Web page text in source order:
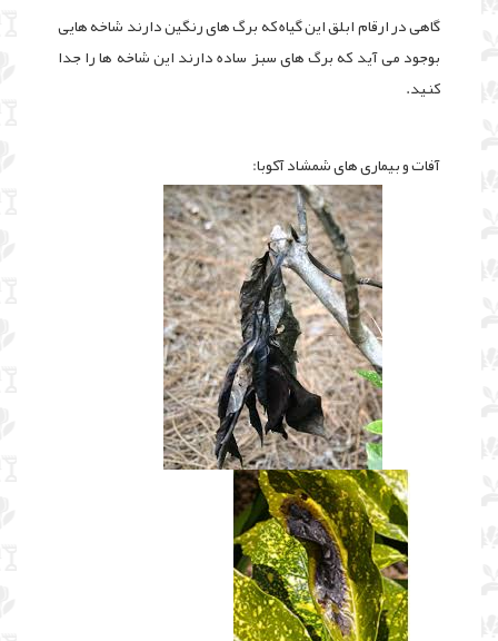
گاهی در ارقام ابلق این گیاه که برگ های رنگین دارند شاخه هایی
بوجود می آید که برگ های سبز ساده دارند این شاخه ها را جدا
کنید.
آفات و بیماری های شمشاد آکوبا: